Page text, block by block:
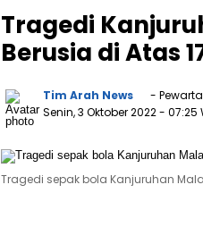
Tragedi
Berusia di Atas
Tim Arah News
- Pewarta
Senin, 3 Oktober 2022- 07:25
Tragedi sepak bola Kanjuruhan